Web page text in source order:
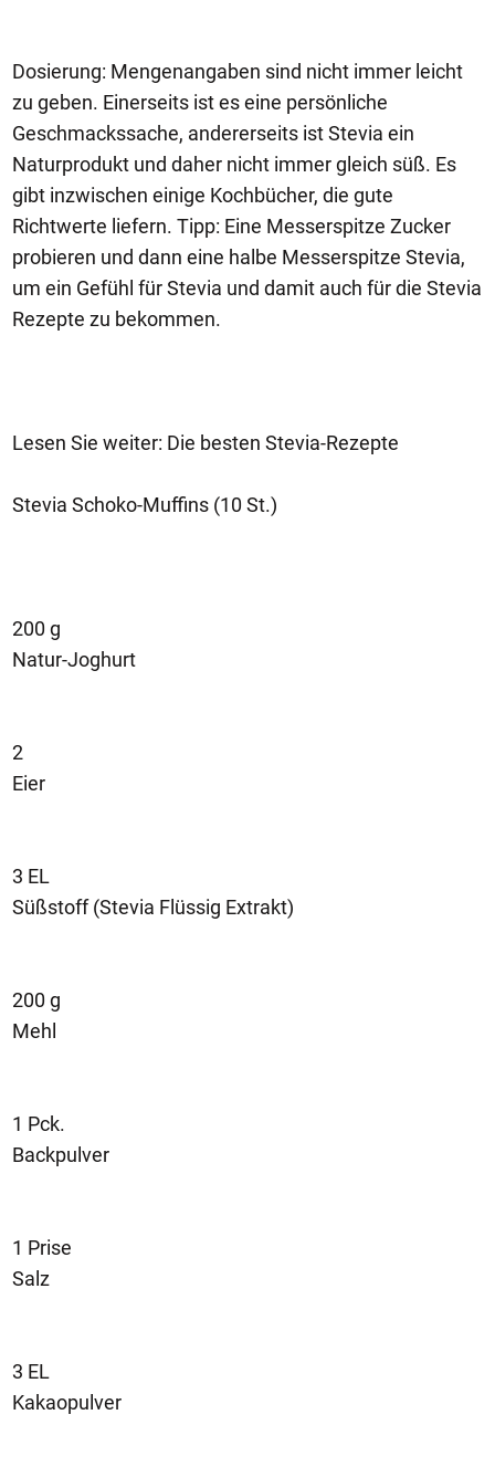
Dosierung: Mengenangaben sind nicht immer leicht
zu geben. Einerseits ist es eine persönliche
Geschmackssache, andererseits ist Stevia ein
Naturprodukt und daher nicht immer gleich süß. Es
gibt inzwischen einige Kochbücher, die gute
Richtwerte liefern. Tipp: Eine Messerspitze Zucker
probieren und dann eine halbe Messerspitze Stevia,
um ein Gefühl für Stevia und damit auch für die Stevia
Rezepte zu bekommen.
Lesen Sie weiter: Die besten Stevia-Rezepte
Stevia Schoko-Muffins (10 St.)
200 g
Natur-Joghurt
2
Eier
3 EL
Süßstoff (Stevia Flüssig Extrakt)
200 g
Mehl
1 Pck.
Backpulver
1 Prise
Salz
3 EL
Kakaopulver